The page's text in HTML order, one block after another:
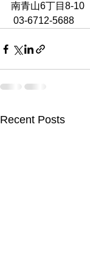
南青山6丁目8-10
03-6712-5688
Recent Posts